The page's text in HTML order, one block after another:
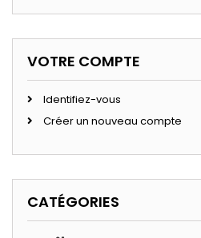
VOTRE COMPTE
Identifiez-vous
Créer un nouveau compte
CATÉGORIES